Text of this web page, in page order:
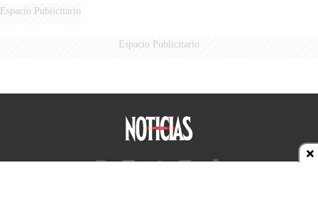
Espacio Publicitario
Espacio Publicitario